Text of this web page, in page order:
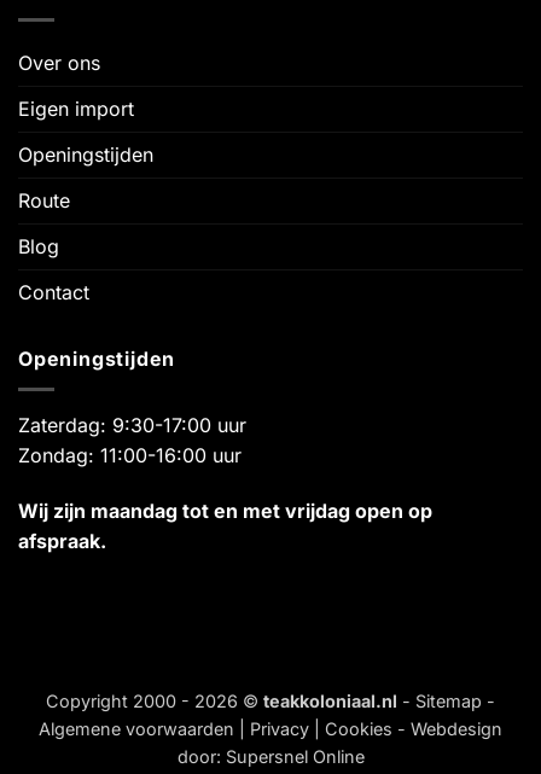
Over ons
Eigen import
Openingstijden
Route
Blog
Contact
Openingstijden
Zaterdag: 9:30-17:00 uur
Zondag: 11:00-16:00 uur
Wij zijn maandag tot en met vrijdag open op
afspraak.
Copyright 2000 - 2026 © teakkoloniaal.nl - Sitemap -
Algemene voorwaarden
Privacy Cookies - Webdesign
door: Supersnel Online